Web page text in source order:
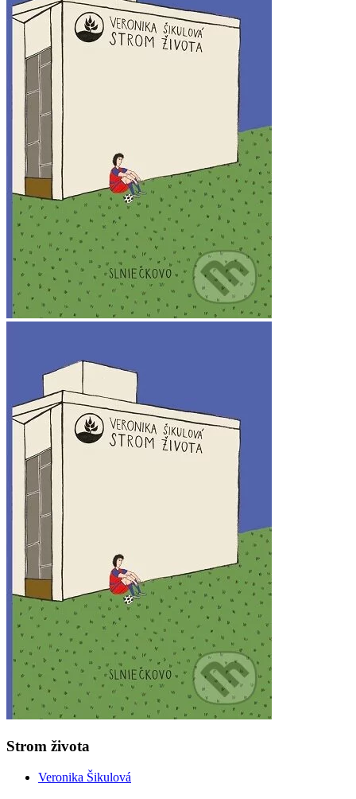
Strom života
Veronika Šikulová